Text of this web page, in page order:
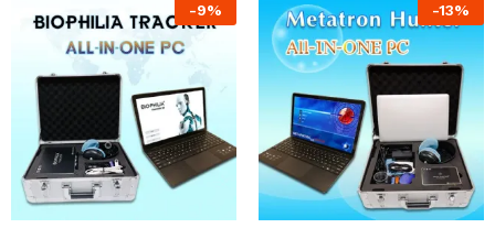
-9% -13%